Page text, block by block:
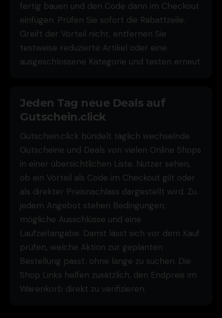
fertig bauen und den Code dann im Checkout
einfügen. Prüfen Sie sofort die Rabattzeile.
Greift der Vorteil nicht, entfernen Sie
testweise reduzierte Artikel oder eine
ausgeschlossene Kategorie und testen erneut.
Jeden Tag neue Deals auf
Gutschein.click
Gutschein.click bündelt täglich wechselnde
Gutscheine und Deals von vielen Online Shops
in einer übersichtlichen Liste. Nutzer sehen,
ob ein Vorteil als Code im Checkout gilt oder
als direkter Preisnachlass dargestellt wird. Zu
jedem Angebot stehen Bedingungen,
mögliche Ausschlüsse und eine
Laufzeitangabe. Damit lässt sich vor dem Kauf
prüfen, welche Aktion zur geplanten
Bestellung passt, ohne lange zu suchen. Die
Shop Links helfen zusätzlich, den Endpreis im
Warenkorb direkt zu verifizieren.